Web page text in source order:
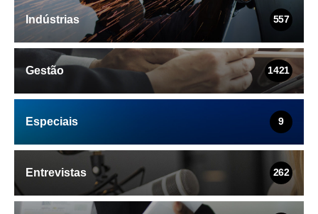
Indústrias 557
Gestão 1421
Especiais 9
Entrevistas 262